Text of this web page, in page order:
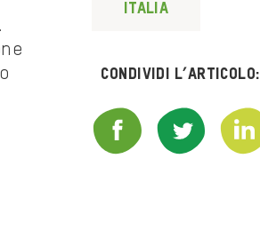
Italia
Condividi l’articolo: